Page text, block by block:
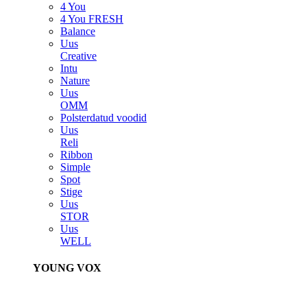
4 You
4 You FRESH
Balance
Uus
Creative
Intu
Nature
Uus
OMM
Polsterdatud voodid
Uus
Reli
Ribbon
Simple
Spot
Stige
Uus
STOR
Uus
WELL
YOUNG VOX